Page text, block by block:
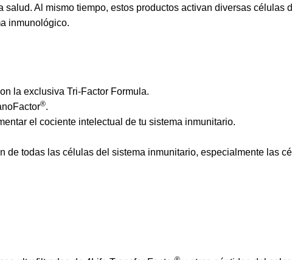
Al mismo tiempo, estos productos activan diversas
inmunológico.
la exclusiva Tri-Factor Formula.
®.
el cociente intelectual de tu sistema inmunitario.
de todas las células del sistema inmunitario, especialmente las